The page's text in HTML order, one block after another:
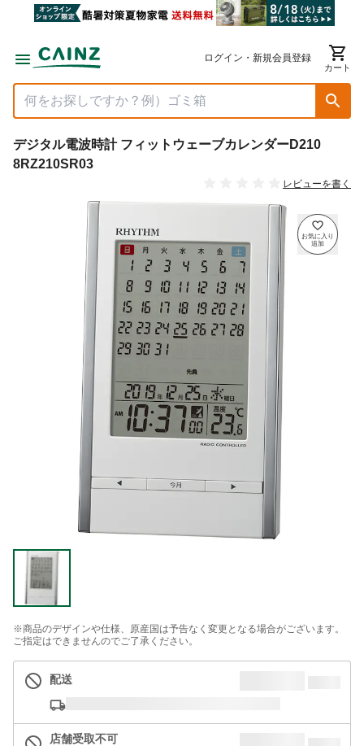
ログイン・新規会員登録
カート
デジタル電波時計 フィットウェーブカレンダーD210
8RZ210SR03
レビューを書く
※商品のデザインや仕様、原産国は予告なく変更となる場合がございます。
ご指定はできませんのでご了承ください。
配送
店舗受取不可